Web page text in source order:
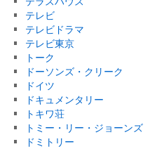
テレビ
テレビドラマ
テレビ東京
トーク
ドーソンズ・クリーク
ドイツ
ドキュメンタリー
トキワ荘
トミー・リー・ジョーンズ
ドミトリー